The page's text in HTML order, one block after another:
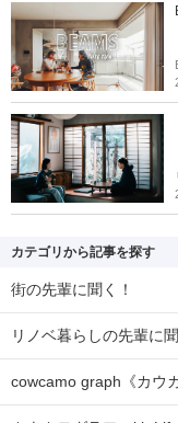
カテゴリから記事を探す
街の先輩に聞く！
リノベ暮らしの先輩に聞
cowcamo graph《カウ